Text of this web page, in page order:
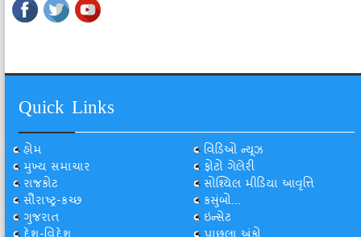
Quick Links
હોમ
મુખ્ય સમાચાર
રાજકોટ
સૌરાષ્ટ્ર-કચ્છ
ગુજરાત
વિડિઓ ન્યૂઝ
ફોટો ગેલેરી
સોશ્યિલ મીડિયા આવૃત્તિ
કસુંબો...
ઇન્સેટ